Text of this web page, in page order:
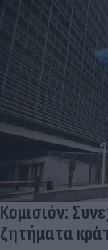
Κομισιόν:
ζητήματα